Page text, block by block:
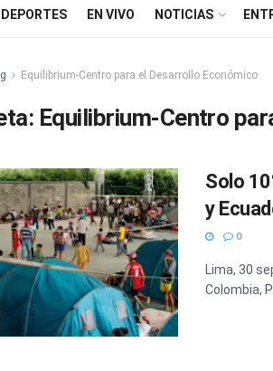
DEPORTES EN VIVO NOTICIAS
Equilibrium-Centro para el Desarrollo Económico
Equilibrium-Centro
Solo
y
0
Lima, 30
Colombia,